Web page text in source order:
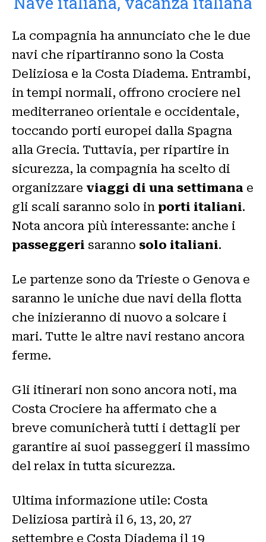
La compagnia ha annunciato che le due
navi che ripartiranno sono la Costa
Deliziosa e la Costa Diadema. Entrambi,
in tempi normali, offrono crociere nel
mediterraneo orientale e occidentale,
toccando porti europei dalla Spagna
alla Grecia. Tuttavia, per ripartire in
sicurezza, la compagnia ha scelto di
organizzare viaggi di una settimana e
gli scali saranno solo in porti italiani.
Nota ancora più interessante: anche i
passeggeri saranno solo italiani.
Le partenze sono da Trieste o Genova e
saranno le uniche due navi della flotta
che inizieranno di nuovo a solcare i
mari. Tutte le altre navi restano ancora
ferme.
Gli itinerari non sono ancora noti, ma
Costa Crociere ha affermato che a
breve comunicherà tutti i dettagli per
garantire ai suoi passeggeri il massimo
del relax in tutta sicurezza.
Ultima informazione utile: Costa
Deliziosa partirà il 6, 13, 20, 27
settembre e Costa Diadema il 19